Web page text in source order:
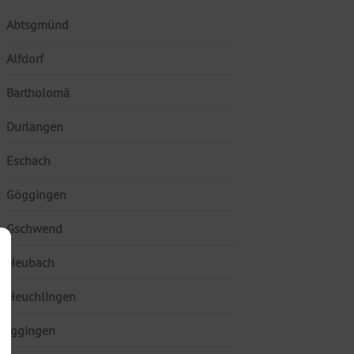
Abtsgmünd
Alfdorf
Bartholomä
Durlangen
Eschach
Göggingen
Gschwend
Heubach
Heuchlingen
Iggingen